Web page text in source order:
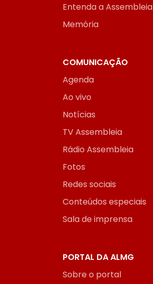
Entenda a Assembleia
Memória
COMUNICAÇÃO
Agenda
Ao vivo
Notícias
TV Assembleia
Rádio Assembleia
Fotos
Redes sociais
Conteúdos especiais
Sala de imprensa
PORTAL DA ALMG
Sobre o portal